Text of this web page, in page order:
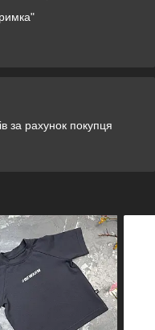
за рахунок покупця